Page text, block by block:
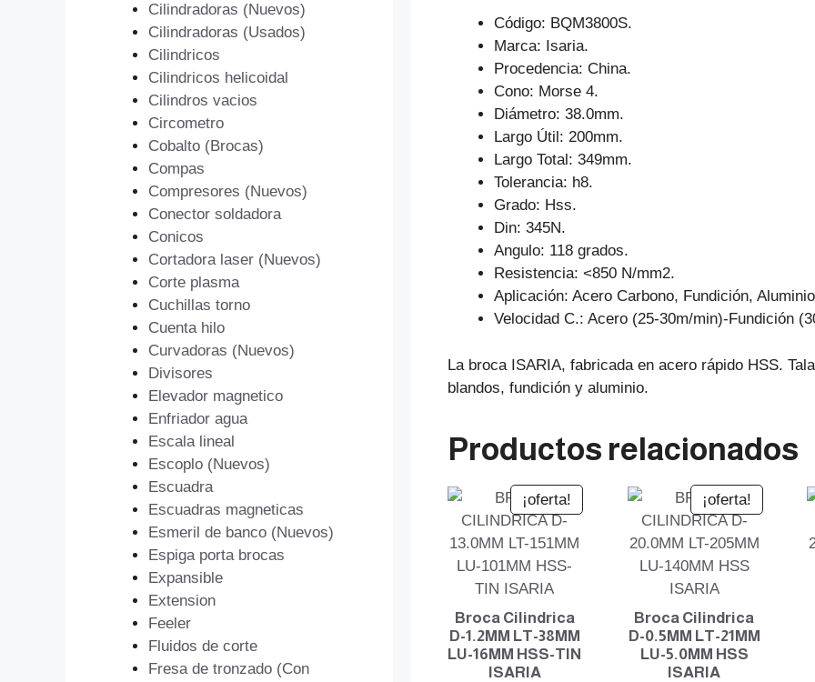
Código: BQM3800S.
Marca: Isaria.
Procedencia: China.
Cono: Morse 4.
Diámetro: 38.0mm.
Largo Útil: 200mm.
Largo Total: 349mm.
Tolerancia: h8.
Grado: Hss.
Din: 345N.
Angulo: 118 grados.
Resistencia: <850 N/mm2.
Aplicación: Acero Carbono, Fundición,
Velocidad C.: Acero (25-30m/min)-Fundición
La broca ISARIA, fabricada en acero rápido HSS.
blandos, fundición y aluminio.
Productos relacionados
¡oferta!
Broca Cilindrica
D-1.2MM LT-38MM
LU-16MM HSS-TIN
ISARIA
¡oferta!
Broca Cilindrica
D-0.5MM LT-21MM
LU-5.0MM HSS
ISARIA
Cilindradoras (Nuevos)
Cilindradoras (Usados)
Cilindricos
Cilindricos helicoidal
Cilindros vacios
Circometro
Cobalto (Brocas)
Compas
Compresores (Nuevos)
Conector soldadora
Conicos
Cortadora laser (Nuevos)
Corte plasma
Cuchillas torno
Cuenta hilo
Curvadoras (Nuevos)
Divisores
Elevador magnetico
Enfriador agua
Escala lineal
Escoplo (Nuevos)
Escuadra
Escuadras magneticas
Esmeril de banco (Nuevos)
Espiga porta brocas
Expansible
Extension
Feeler
Fluidos de corte
Fresa de tronzado (Con